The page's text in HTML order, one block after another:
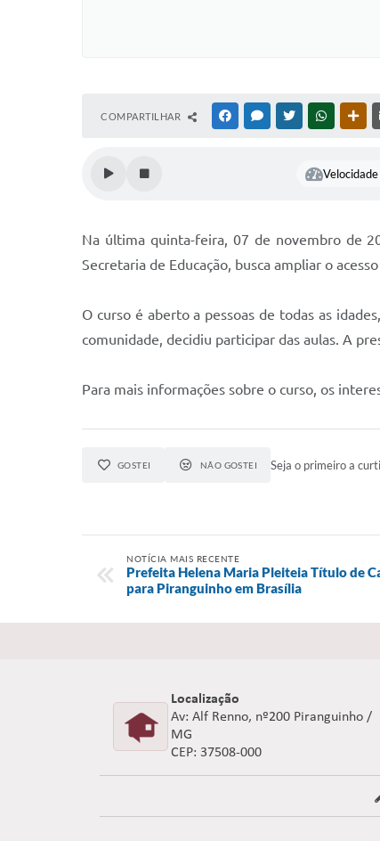
COMPARTILHAR FACEBOOKMESSENGER
TWITTER
Na última quinta-feira, 07 de novembro de
Secretaria de Educação, busca ampliar o
O curso é aberto a pessoas de todas as
comunidade, decidiu participar das aulas. A
Para mais informações sobre o curso, os
GOSTEI NÃO GOSTEI Seja o primeiro a
NOTÍCIA MAIS RECENTE
Prefeita Helena Maria Pleiteia Título de
para Piranguinho em Brasília
Localização
Av: Alf Renno, nº200 Piranguinho /
MG
CEP: 37508-000